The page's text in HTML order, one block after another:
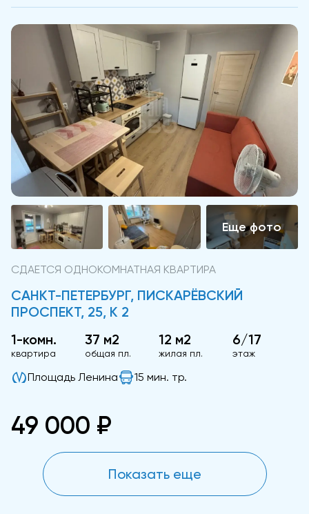
СДАЕТСЯ ОДНОКОМНАТНАЯ КВАРТИРА
САНКТ-ПЕТЕРБУРГ, ПИСКАРЁВСКИЙ
ПРОСПЕКТ, 25, К 2
1-комн.
квартира
37 м2
общая пл.
12 м2
жилая пл.
6/17
этаж
Площадь Ленина 15 мин. тр.
49 000 ₽
Показать еще